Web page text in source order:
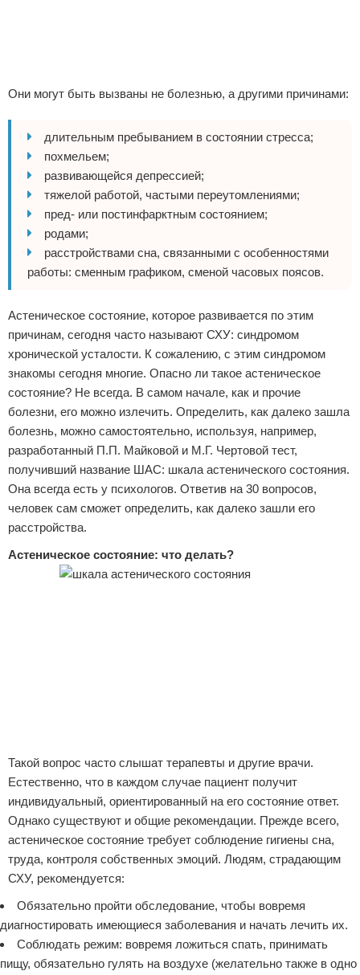
Они могут быть вызваны не болезнью, а другими причинами:
длительным пребыванием в состоянии стресса;
похмельем;
развивающейся депрессией;
тяжелой работой, частыми переутомлениями;
пред- или постинфарктным состоянием;
родами;
расстройствами сна, связанными с особенностями
работы: сменным графиком, сменой часовых поясов.
Астеническое состояние, которое развивается по этим
причинам, сегодня часто называют СХУ: синдромом
хронической усталости. К сожалению, с этим синдромом
знакомы сегодня многие. Опасно ли такое астеническое
состояние? Не всегда. В самом начале, как и прочие
болезни, его можно излечить. Определить, как далеко зашла
болезнь, можно самостоятельно, используя, например,
разработанный П.П. Майковой и М.Г. Чертовой тест,
получивший название ШАС: шкала астенического состояния.
Она всегда есть у психологов. Ответив на 30 вопросов,
человек сам сможет определить, как далеко зашли его
расстройства.
Астеническое состояние: что делать?
Такой вопрос часто слышат терапевты и другие врачи.
Естественно, что в каждом случае пациент получит
индивидуальный, ориентированный на его состояние ответ.
Однако существуют и общие рекомендации. Прежде всего,
астеническое состояние требует соблюдение гигиены сна,
труда, контроля собственных эмоций. Людям, страдающим
СХУ, рекомендуется:
Обязательно пройти обследование, чтобы вовремя
диагностировать имеющиеся заболевания и начать лечить их.
Соблюдать режим: вовремя ложиться спать, принимать
пищу, обязательно гулять на воздухе (желательно также в одно